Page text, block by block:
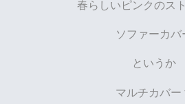
春らしいピンクのス
ソファーカバ
というか
マルチカバー